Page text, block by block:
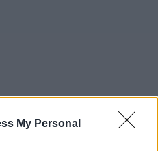
My Personal
no ponerse a